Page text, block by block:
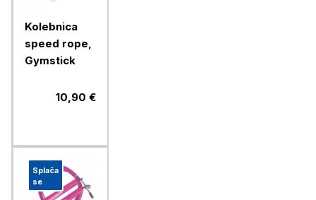
Kolebnica
speed rope,
Gymstick
10,90 €
Splača
se